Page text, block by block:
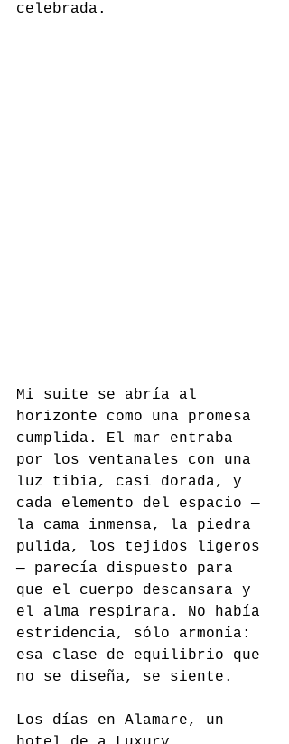
celebrada.
Mi suite se abría al
horizonte como una promesa
cumplida. El mar entraba
por los ventanales con una
luz tibia, casi dorada, y
cada elemento del espacio —
la cama inmensa, la piedra
pulida, los tejidos ligeros
— parecía dispuesto para
que el cuerpo descansara y
el alma respirara. No había
estridencia, sólo armonía:
esa clase de equilibrio que
no se diseña, se siente.
Los días en Alamare, un